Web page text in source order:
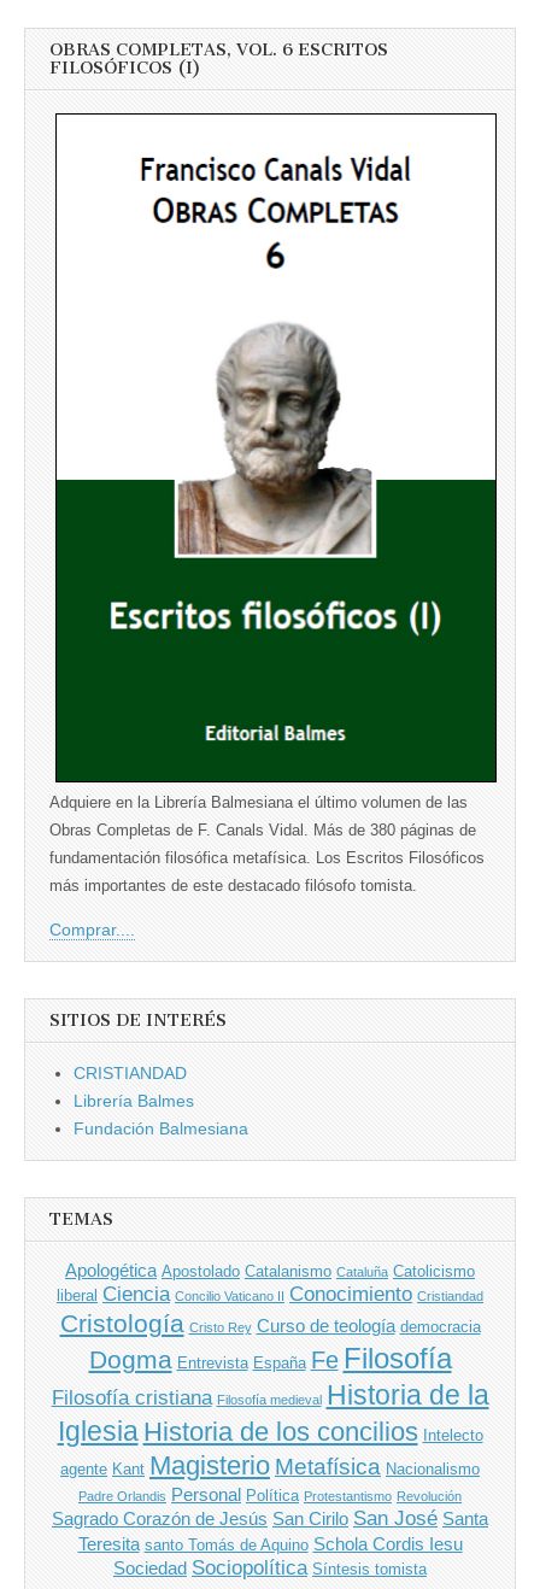
OBRAS COMPLETAS, VOL. 6 ESCRITOS
FILOSÓFICOS (I)
Adquiere en la Librería Balmesiana el último volumen de las
Obras Completas de F. Canals Vidal. Más de 380 páginas de
fundamentación filosófica metafísica. Los Escritos Filosóficos
más importantes de este destacado filósofo tomista.
Comprar....
SITIOS DE INTERÉS
CRISTIANDAD
Librería Balmes
Fundación Balmesiana
TEMAS
Apologética Apostolado Catalanismo Cataluña Catolicismo
liberal Ciencia Concilio Vaticano II Conocimiento Cristiandad
Cristología Cristo Rey Curso de teología democracia
Dogma Entrevista España Fe Filosofía
Filosofía cristiana Filosofía medieval Historia de la
Iglesia Historia de los concilios Intelecto
agente Kant Magisterio Metafísica Nacionalismo
Padre Orlandis Personal Política Protestantismo Revolución
Sagrado Corazón de Jesús San Cirilo San José Santa
Teresita santo Tomás de Aquino Schola Cordis Iesu
Sociedad Sociopolítica Síntesis tomista